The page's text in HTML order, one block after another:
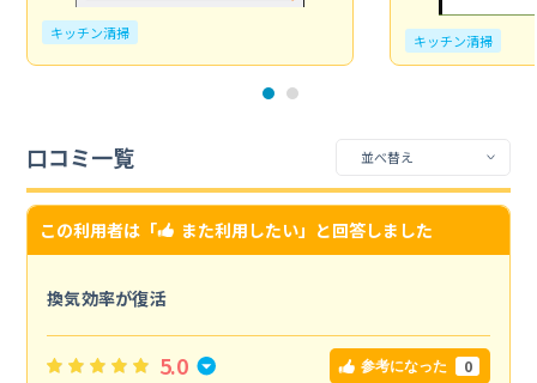
キッチン清掃 キッチン清掃
口コミ一覧
この利用者は「 また利用したい」と回答しました
換気効率が復活
5.0 参考になった 0